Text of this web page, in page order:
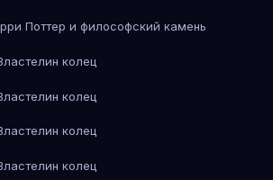
Поттер и философский камень
колец
колец
колец
колец